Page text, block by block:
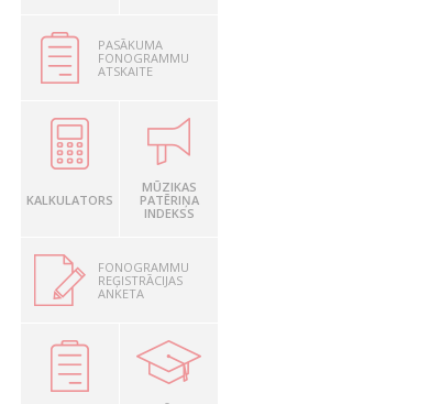
PASĀKUMA
FONOGRAMMU
ATSKAITE
KALKULATORS
MŪZIKAS
PATĒRIŅA
INDEKSS
FONOGRAMMU
REĢISTRĀCIJAS
ANKETA